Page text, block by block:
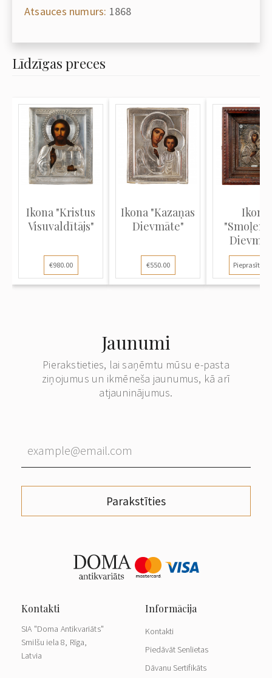
Atsauces numurs: 1868
Līdzīgas preces
Ikona "Kristus
Visuvaldītājs"
€980.00
Ikona "Kazaņas
Dievmāte"
€550.00
Ikona
Pieprasīt
Jaunumi
Pierakstieties, lai saņēmtu mūsu e-pasta
ziņojumus un ikmēneša jaunumus, kā arī
atjauninājumus.
Parakstīties
SIA "Doma Antikvariāts"
Smilšu iela 8, Rīga,
Latvia
Kontakti
Piedāvāt Senlietas
Dāvanu Sertifikāts